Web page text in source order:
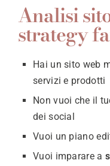
Analisi
strategy
Hai un sito web
servizi e prodotti
Non vuoi che il
dei social
Vuoi un piano
Vuoi imparare a